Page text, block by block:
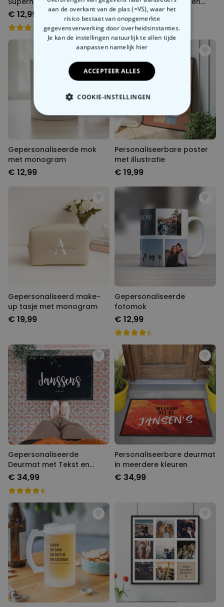
Gezicht
€ 12,99
Hart-handvat
€ 12,99
Gepersonaliseerde mok
met monogram
€ 12,99
Personaliseerbare poster
met illustratie
€ 19,99
Gepersonaliseerd make-
up tasje met monogram
€ 19,99
Gepersonaliseerde
fotomok
€ 12,99
Gepersonaliseerde
Deurmat met Tekst en
Naam
€ 34,99
Personaliseerbare deurmat
in meerdere kleuren
€ 34,99
aan de overkant van de plas (=VS), waar het
risico bestaat van onopgemerkte
gegevensverwerking door overheidsinstanties.
Je kan de instellingen natuurlijk te allen tijde
aanpassen namelijk hier
ACCEPTEER ALLES
COOKIE-INSTELLINGEN
NOODZAKELIJK